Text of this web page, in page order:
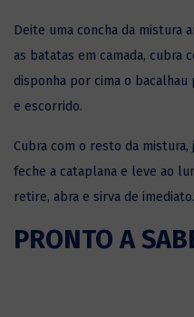
Deite uma concha da mistura
as batatas em camada, cubra
disponha por cima o
e escorrido.
Cubra com o resto da
feche a cataplana e leve ao
retire, abra e sirva de imediato.
PRONTO A